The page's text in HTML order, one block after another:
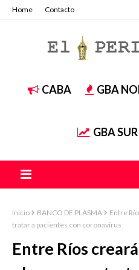
Home Contacto
CABA GBA
GBA SUR
Inicio BANCO DE PLASMA
Entre
tratar a pacientes con coronavirus
Entre Ríos